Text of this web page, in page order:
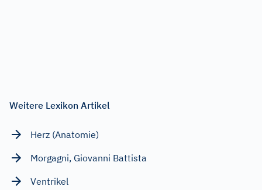
Weitere Lexikon Artikel
Herz (Anatomie)
Morgagni, Giovanni Battista
Ventrikel